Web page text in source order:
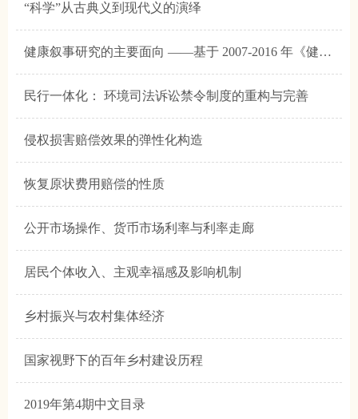
“科学”从古典义到现代义的演绎
健康叙事研究的主要面向 ——基于 2007-2016 年《健康传播》文献的分析
民行一体化： 环境司法诉讼禁令制度的重构与完善
侵权损害赔偿效果的弹性化构造
恢复原状费用赔偿的性质
公开市场操作、货币市场利率与利率走廊
居民个体收入、主观幸福感及影响机制
乡村振兴与农村集体经济
国家视野下的百年乡村建设历程
2019年第4期中文目录